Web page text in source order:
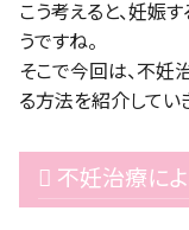
こう考えると、妊娠
うですね。
そこで今回は、不妊
る方法を紹介してい
 不妊治療に